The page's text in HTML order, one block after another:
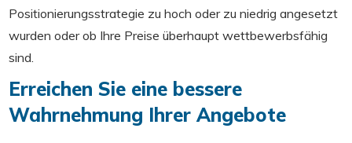
Positionierungsstrategie zu hoch oder zu niedrig angesetzt
wurden oder ob Ihre Preise überhaupt wettbewerbsfähig
sind.
Erreichen Sie eine bessere
Wahrnehmung Ihrer Angebote